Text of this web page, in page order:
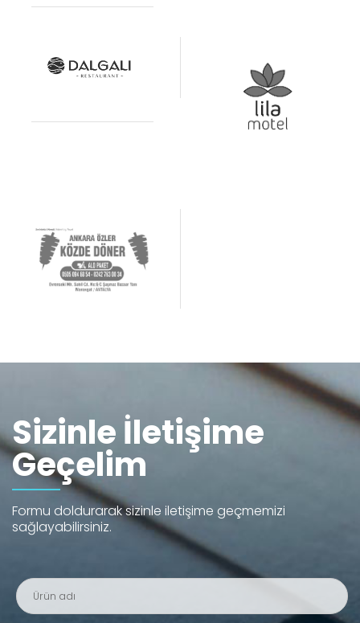
Sizinle İletişime
Geçelim
Formu doldurarak sizinle iletişime geçmemizi
sağlayabilirsiniz.